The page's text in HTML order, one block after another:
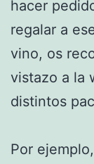
hacer
regalar a
vino, os
vistazo a la
distintos
Por